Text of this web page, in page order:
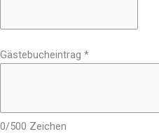
Gästebucheintrag *
0/500 Zeichen